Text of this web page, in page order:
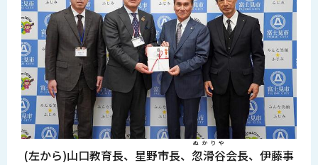
(左から)山口教育長、星野市長、 忽滑谷
ぬかりや
会長、伊藤事